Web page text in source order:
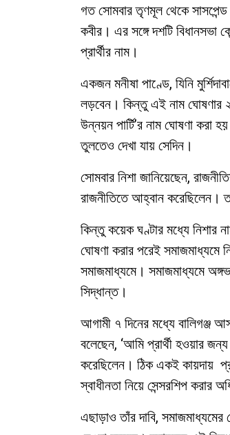
গত সোমবার তৃণমূল থেকে সাসপেন্ড
কবীর। এর সঙ্গে দশটি বিধানসভা
প্রার্থীর নাম।
একজন মনীষা পাণ্ডে, যিনি
লড়বেন। কিন্তু এই নাম ঘোষণার
উন্নয়ন পার্টি’র নাম ঘোষণা করা
তুলতেও দেখা যায় সেদিন।
সোমবার নিশা জানিয়েছেন,
রাজনীতিতে আহ্বান করেছিলেন।
কিন্তু কয়েক ঘণ্টার মধ্যে নিশার
ঘোষণা করার পরেই সমাজমাধ্যমে
সমাজমাধ্যমে। সমাজমাধ্যমে
সিদ্ধান্ত।
আগামী ৭ দিনের মধ্যে বালিগঞ্জ
বলেছেন, ‘আমি প্রার্থী হওয়ার
করেছিলেন। ঠিক একই কায়দায়
স্বাধীনতা নিয়ে সেন্সরশিপ করার
এছাড়াও তাঁর দাবি,